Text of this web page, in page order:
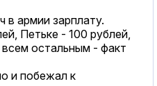
в армии зарплату.
Петьке - 100 рублей,
остальным - факт
и побежал к